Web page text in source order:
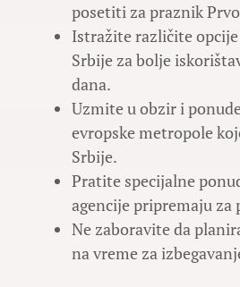
posetiti za praznik
Istražite različite
Srbije za bolje
dana.
Uzmite u obzir i
evropske metropole
Srbije.
Pratite specijalne
agencije pripremaju za
Ne zaboravite da
na vreme za